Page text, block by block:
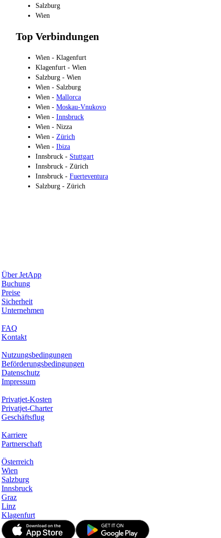
Salzburg
Wien
Top Verbindungen
Wien - Klagenfurt
Klagenfurt - Wien
Salzburg - Wien
Wien - Salzburg
Wien - Mallorca
Wien - Moskau-Vnukovo
Wien - Innsbruck
Wien - Nizza
Wien - Zürich
Wien - Ibiza
Innsbruck - Stuttgart
Innsbruck - Zürich
Innsbruck - Fuerteventura
Salzburg - Zürich
Über JetApp
Buchung
Preise
Sicherheit
Unternehmen
FAQ
Kontakt
Nutzungsbedingungen
Beförderungsbedingungen
Datenschutz
Impressum
Privatjet-Kosten
Privatjet-Charter
Geschäftsflug
Karriere
Partnerschaft
Österreich
Wien
Salzburg
Innsbruck
Graz
Linz
Klagenfurt